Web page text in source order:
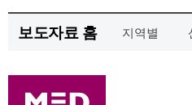
보도자료 홈 지역별